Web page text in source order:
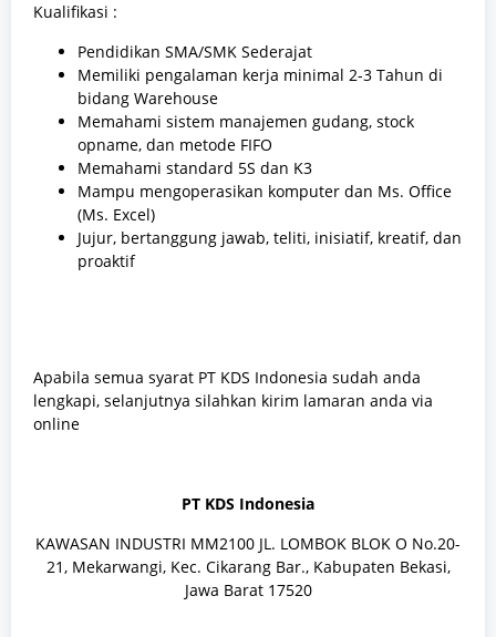
Kualifikasi :
Pendidikan SMA/SMK Sederajat
Memiliki pengalaman kerja minimal 2-3 Tahun di
bidang Warehouse
Memahami sistem manajemen gudang, stock
opname, dan metode FIFO
Memahami standard 5S dan K3
Mampu mengoperasikan komputer dan Ms. Office
(Ms. Excel)
Jujur, bertanggung jawab, teliti, inisiatif, kreatif, dan
proaktif
Apabila semua syarat PT KDS Indonesia sudah anda
lengkapi, selanjutnya silahkan kirim lamaran anda via
online
PT KDS Indonesia
KAWASAN INDUSTRI MM2100 JL. LOMBOK BLOK O No.20-
21, Mekarwangi, Kec. Cikarang Bar., Kabupaten Bekasi,
Jawa Barat 17520